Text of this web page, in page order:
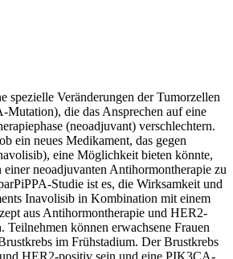
spezielle Veränderungen der Tumorzellen
die das Ansprechen auf eine
(neoadjuvant) verschlechtern.
ein neues Medikament, das gegen
eine Möglichkeit bieten könnte,
einer neoadjuvanten Antihormontherapie zu
Studie ist es, die Wirksamkeit und
Inavolisib in Kombination mit einem
aus Antihormontherapie und HER2-
Teilnehmen können erwachsene Frauen
im Frühstadium. Der Brustkrebs
HER2-positiv sein und eine PIK3CA-